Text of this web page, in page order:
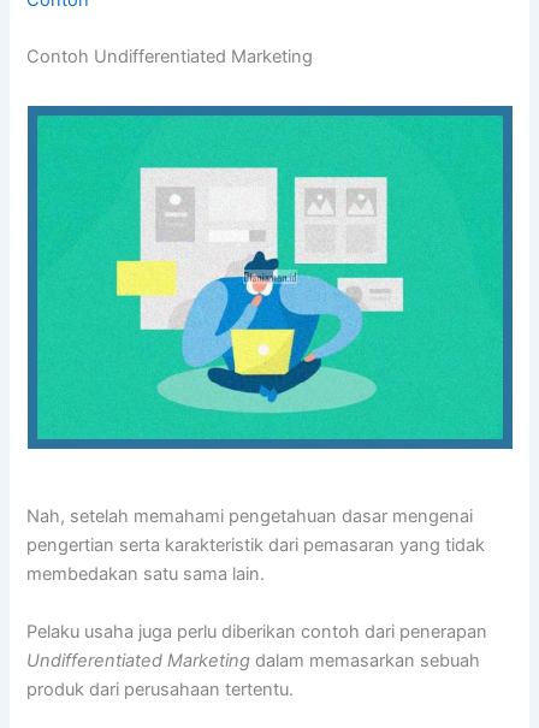
Contoh Undifferentiated Marketing
Nah, setelah memahami pengetahuan dasar mengenai
pengertian serta karakteristik dari pemasaran yang tidak
membedakan satu sama lain.
Pelaku usaha juga perlu diberikan contoh dari penerapan
Undifferentiated Marketingdalam memasarkan sebuah
produk dari perusahaan tertentu.